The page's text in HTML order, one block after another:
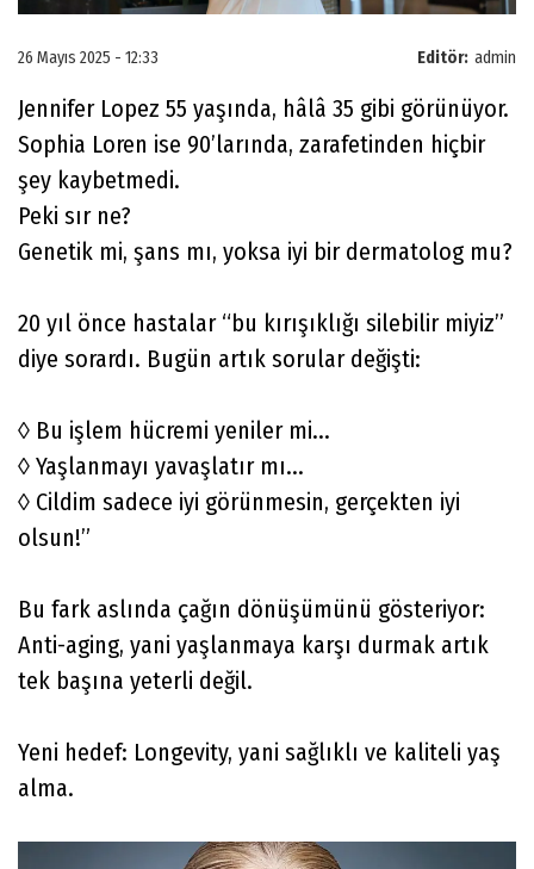
Editör: admin
26 Mayıs 2025 - 12:33
Jennifer Lopez 55 yaşında, hâlâ 35 gibi görünüyor.
Sophia Loren ise 90’larında, zarafetinden hiçbir
şey kaybetmedi.
Peki sır ne?
Genetik mi, şans mı, yoksa iyi bir dermatolog mu?
20 yıl önce hastalar “bu kırışıklığı silebilir miyiz”
diye sorardı. Bugün artık sorular değişti:
◊ Bu işlem hücremi yeniler mi...
◊ Yaşlanmayı yavaşlatır mı...
◊ Cildim sadece iyi görünmesin, gerçekten iyi
olsun!”
Bu fark aslında çağın dönüşümünü gösteriyor:
Anti-aging, yani yaşlanmaya karşı durmak artık
tek başına yeterli değil.
Yeni hedef: Longevity, yani sağlıklı ve kaliteli yaş
alma.